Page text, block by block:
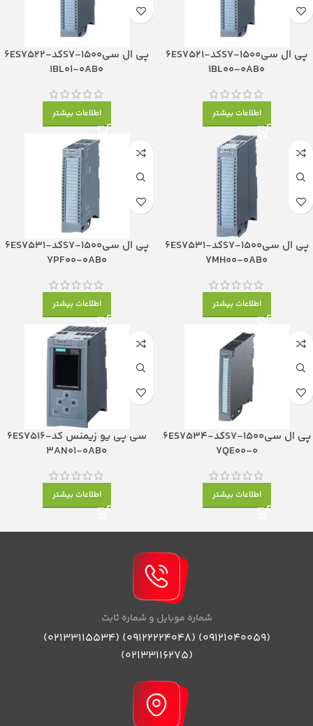
پی ال سیS7-1500کد6ES7521-
1BL00-0AB0
اطلاعات بیشتر
پی ال سیS7-1500کد6ES7522-
1BL01-0AB0
اطلاعات بیشتر
پی ال سیS7-1500کد6ES7531-
7MH00-0AB0
اطلاعات بیشتر
پی ال سیS7-1500کد6ES7531-
7PF00-0AB0
اطلاعات بیشتر
پی ال سیS7-1500کد6ES7534-
7QE00-0
اطلاعات بیشتر
سی پی یو زیمنس کد6ES7516-
3AN01-0AB0
اطلاعات بیشتر
شماره موبایل و شماره ثابت
(09121040059) (09122224048) (02133115534)
(02133116275)